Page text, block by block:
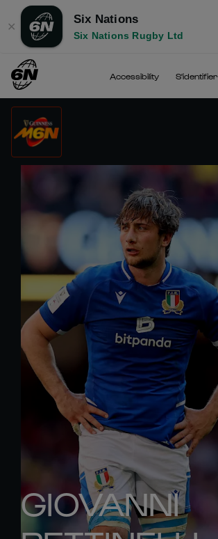
✕
Six Nations
Six Nations Rugby Ltd
Accessibility S'identifier
GIOVANNI